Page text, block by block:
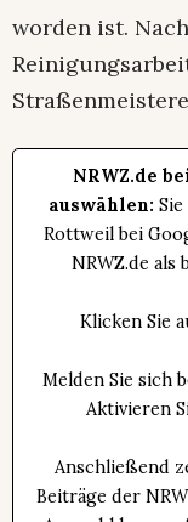
worden ist.
NRWZ.de
auswählen:
Rottweil bei
NRWZ.de als
Klicken Sie
Melden Sie sich
Aktivieren
Anschließend
Beiträge der